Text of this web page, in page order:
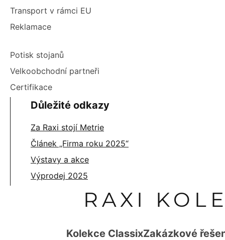
Transport v rámci EU
Reklamace
Potisk stojanů
Velkoobchodní partneři
Certifikace
Důležité odkazy
Za Raxi stojí Metrie
Článek „Firma roku 2025“
Výstavy a akce
Výprodej 2025
RAXI
Kolekce ClassixZakázkové